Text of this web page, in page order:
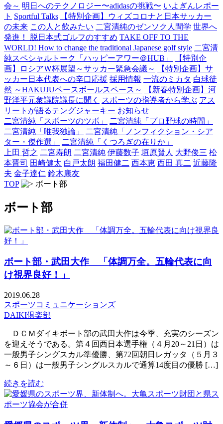
会～ 明日へのテクノロジー〜adidasの挑戦〜 いよぎんレポー
ト Sportful Talks
【特別企画】ウィズコロナと日本サッカー
の未来 この人と飲みたい 二宮清純のゼンソク人間学 世界へ
発進！ 脱日本式ゴルフのすすめ TAKE OFF TO THE
WORLD! How to change the traditional Japanese golf style 二宮清
純スペシャルトーク「ハッピーアワー＠HUB」
【特別企
画】ロシアＷ杯展望～サッカー緊急会議～
【特別企画】サ
ッカー日本代表への辛口応援 採用情報 一流のミカタ 白球徒
然 ～HAKUJUベースボールスペース～
【新春特別企画】河
野洋平元衆議院議長に聞く
スポーツの指導者から学ぶ アス
リートが語るテングジャーキー お知らせ
二宮清純「スポーツのツボ」
二宮清純「プロ野球の時間」
二宮清純「唯我独論」
二宮清純「ノンフィクション・シア
ター・傑作選」
二宮清純「くつろぎの在りか」
上田 哲之 二宮寿朗 二宮清純 伊藤数子 垣原賢人 大野俊三 松
本晋司 田崎健太 白戸太朗 福田健二 西本恵 西田 真二 近藤隆
夫 金子達仁 鈴木康友
TOP
ボート部
ボート部
ボート部・武田大作 「体調万全。五輪代表に向
け視界良好！」
2019.06.28
スポーツコミュニケーションズ
DAIKI倶楽部
ＤＣＭダイキボート部の武田大作は今季、充実のシーズン
を迎えそうである。第４回西日本選手権（４月20～21日）は
一般男子シングスカル準優勝、第72回朝日レガッタ（５月３
～６日）は一般男子シングルスカルで通算14度目の優勝 […]
続きを読む